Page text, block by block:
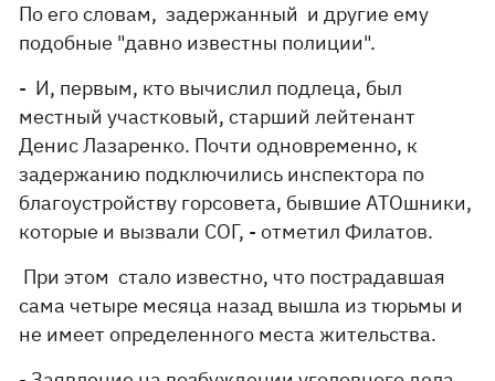
По его словам, задержанный и другие ему
подобные "давно известны полиции".
- И, первым, кто вычислил подлеца, был
местный участковый, старший лейтенант
Денис Лазаренко. Почти одновременно, к
задержанию подключились инспектора по
благоустройству горсовета, бывшие АТОшники,
которые и вызвали СОГ, - отметил Филатов.
При этом стало известно, что пострадавшая
сама четыре месяца назад вышла из тюрьмы и
не имеет определенного места жительства.